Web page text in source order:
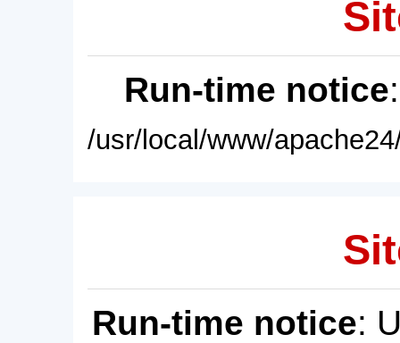
Run-time notice
/usr/local/www/
Run-time notice: